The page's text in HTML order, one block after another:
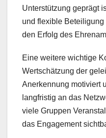
Unterstützung geprägt
und flexible Beteiligung
den Erfolg des
Eine weitere wichtige
Wertschätzung der
Anerkennung motiviert
langfristig an das
viele Gruppen
das Engagement